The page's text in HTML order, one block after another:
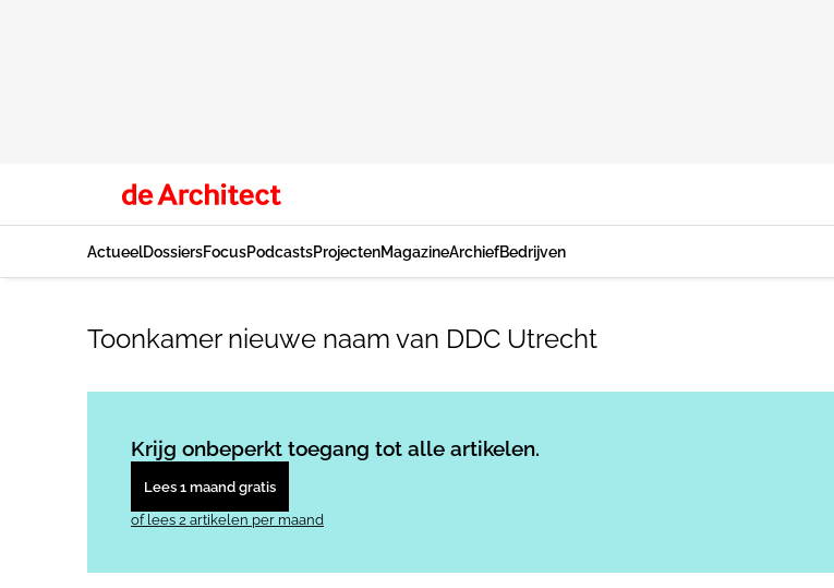
ActueelDossiersFocusPodcastsProjectenMagazineArchiefBedrijven
Toonkamer nieuwe naam van DDC Utrecht
Krijg onbeperkt toegang tot alle artikelen.
Lees 1 maand gratis
of lees 2 artikelen per maand